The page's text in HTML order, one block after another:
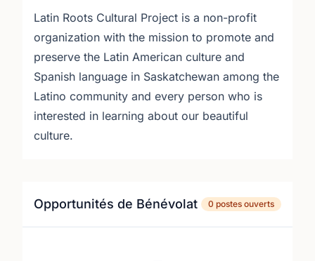
Latin Roots Cultural Project is a non-profit
organization with the mission to promote and
preserve the Latin American culture and
Spanish language in Saskatchewan among the
Latino community and every person who is
interested in learning about our beautiful
culture.
Opportunités de Bénévolat 0 postes ouverts